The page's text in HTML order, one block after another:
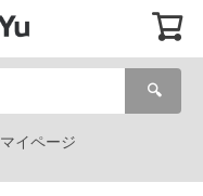
🔍
マイページ